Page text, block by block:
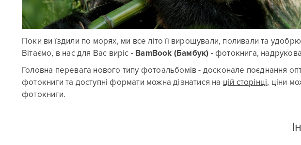
Поки ви їздили по морях, ми все літо її вирощували, поливали та
Вітаємо, в нас для Вас виріс - BamBook (Бамбук) - фотокнига,
Головна перевага нового типу фотоальбомів - досконале поєднання
фотокниги та доступні формати можна дізнатися на цій сторінці, ціни
фотокниги.